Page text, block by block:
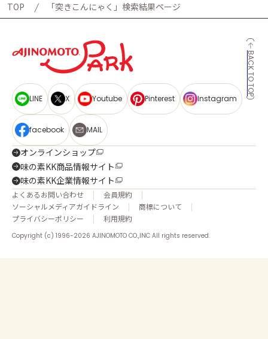
TOP 「突きこんにゃく」検索結果ページ
BACK TO TOP
LINE X Youtube Pinterest Instagram
facebook MAIL
オンラインショップ
味の素KK商品情報サイト
味の素KK企業情報サイト
よくあるお問い合わせ
会員規約
ソーシャルメディアガイドライン
商標について
プライバシーポリシー
利用規約
Copyright (c) 1996-2026 AJINOMOTO CO.,INC All rights reserved.